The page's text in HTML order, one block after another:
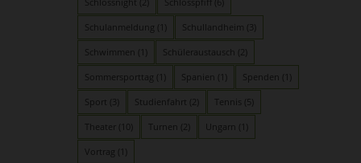
Schulanmeldung (1) Schullandheim (3)
Schwimmen (1) Schüleraustausch (2)
Sommersporttag (1) Spanien (1) Spenden (1)
Sport (3) Studienfahrt (2) Tennis
Theater (10) Turnen (2) Ungarn (1)
Vortrag (1)